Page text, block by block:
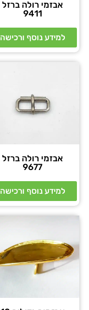
אבזמי רולה ברזל
9411
למידע נוסף ורכישה
אבזמי רולה ברזל
9677
למידע נוסף ורכישה